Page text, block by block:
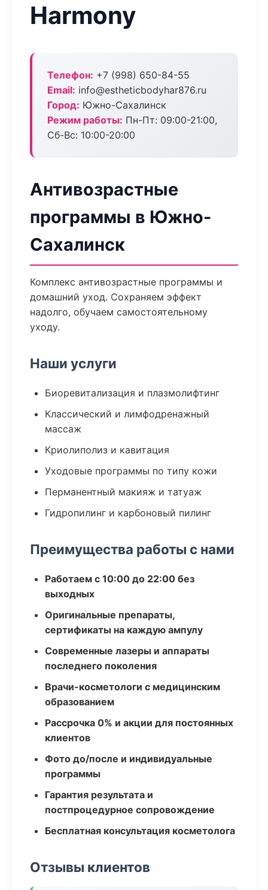
Harmony
Телефон: +7 (998) 650-84-55
Email: info@estheticbodyhar876.ru
Город: Южно-Сахалинск
Режим работы: Пн-Пт: 09:00-21:00,
Сб-Вс: 10:00-20:00
Антивозрастные
программы в Южно-
Сахалинск
Комплекс антивозрастные программы и
домашний уход. Сохраняем эффект
надолго, обучаем самостоятельному
уходу.
Наши услуги
Биоревитализация и плазмолифтинг
Классический и лимфодренажный
массаж
Криолиполиз и кавитация
Уходовые программы по типу кожи
Перманентный макияж и татуаж
Гидропилинг и карбоновый пилинг
Преимущества работы с нами
Работаем с 10:00 до 22:00 без
выходных
Оригинальные препараты,
сертификаты на каждую ампулу
Современные лазеры и аппараты
последнего поколения
Врачи-косметологи с медицинским
образованием
Рассрочка 0% и акции для постоянных
клиентов
Фото до/после и индивидуальные
программы
Гарантия результата и
постпроцедурное сопровождение
Бесплатная консультация косметолога
Отзывы клиентов